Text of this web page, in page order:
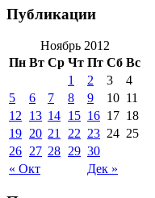
Публикации
Ноябрь 2012
Пн Вт Ср Чт Пт Сб Вс
« Окт Дек »
1 2 3
4
5
6 7 8 9 10 11
12
13 14 15 16 17 18
19 20 21 22 23 24 25
26 27 28 29 30